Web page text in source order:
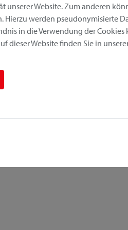
Website. Zum anderen
Hierzu werden pseudonymisierte
in die Verwendung der
dieser Website finden Sie in